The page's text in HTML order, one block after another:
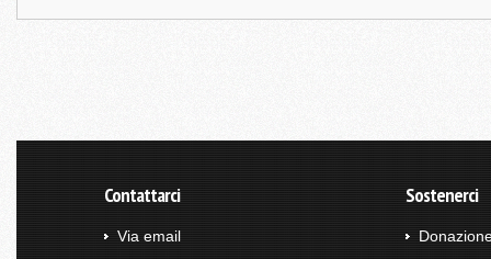
Contattarci
Via email
Sostenerci